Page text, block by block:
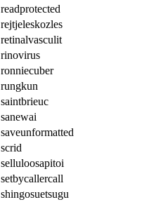
readprotected
rejtjeleskozles
retinalvasculit
rinovirus
ronniecuber
rungkun
saintbrieuc
sanewai
saveunformatted
scrid
selluloosapitoi
setbycallercall
shingosuetsugu